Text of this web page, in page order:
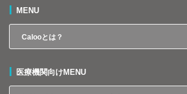
MENU
Calooとは？
医療機関向けMENU